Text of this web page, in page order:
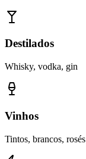
Destilados
Whisky, vodka, gin
Vinhos
Tintos, brancos, rosés